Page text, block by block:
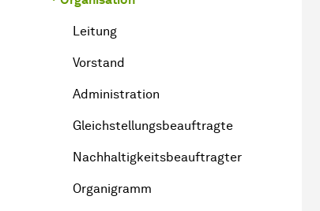
Leitung
Vorstand
Administration
Gleichstellungsbeauftragte
Nachhaltigkeitsbeauftragter
Organigramm